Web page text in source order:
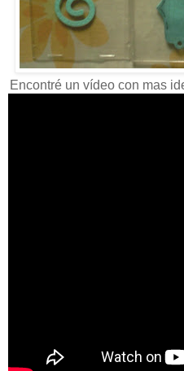
Encontré un vídeo con mas